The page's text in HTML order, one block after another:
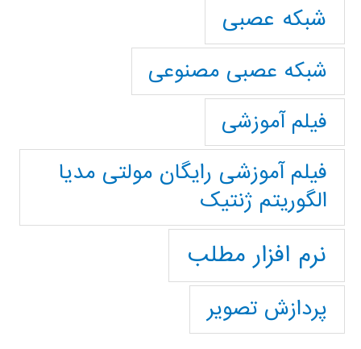
شبکه عصبی
شبکه عصبی مصنوعی
فیلم آموزشی
فیلم آموزشی رایگان مولتی مدیا
الگوریتم ژنتیک
نرم افزار مطلب
پردازش تصویر